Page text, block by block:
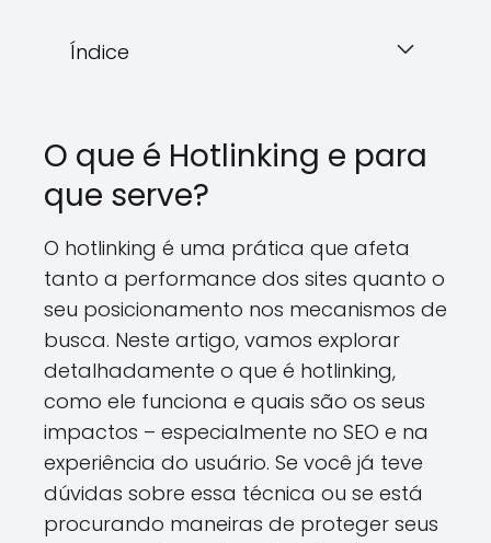
Índice
O que é Hotlinking e para
que serve?
O hotlinking é uma prática que afeta
tanto a performance dos sites quanto o
seu posicionamento nos mecanismos de
busca. Neste artigo, vamos explorar
detalhadamente o que é hotlinking,
como ele funciona e quais são os seus
impactos – especialmente no SEO e na
experiência do usuário. Se você já teve
dúvidas sobre essa técnica ou se está
procurando maneiras de proteger seus